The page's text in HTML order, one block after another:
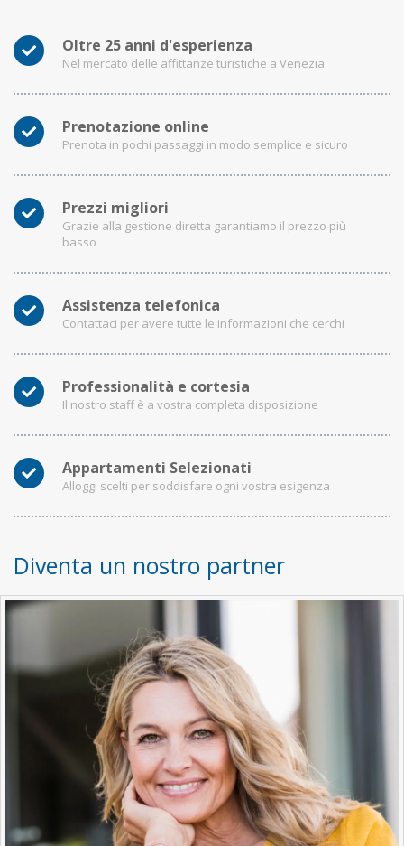
Oltre 25 anni d'esperienza
Nel mercato delle affittanze turistiche a Venezia
Prenotazione online
Prenota in pochi passaggi in modo semplice e sicuro
Prezzi migliori
Grazie alla gestione diretta garantiamo il prezzo più
basso
Assistenza telefonica
Contattaci per avere tutte le informazioni che cerchi
Professionalità e cortesia
Il nostro staff è a vostra completa disposizione
Appartamenti Selezionati
Alloggi scelti per soddisfare ogni vostra esigenza
Diventa un nostro partner